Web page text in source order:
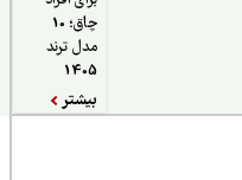
چاق؛ 10
مدل ترند